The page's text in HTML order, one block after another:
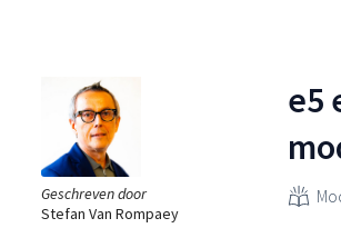
Geschreven door
Stefan Van Rompaey
e5